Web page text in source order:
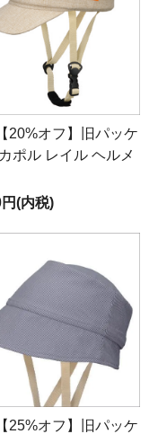
【20%オフ】旧パッケ
ポル レイル ヘルメ
(内税)
【25%オフ】旧パッケ